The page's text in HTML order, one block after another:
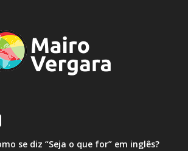
se diz “Seja o que for” em inglês?